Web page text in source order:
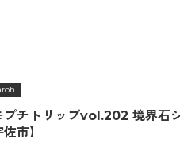
プチトリップvol.202 境界石
佐市】